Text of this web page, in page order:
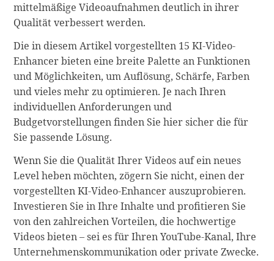
mittelmäßige Videoaufnahmen deutlich in ihrer
Qualität verbessert werden.
Die in diesem Artikel vorgestellten 15 KI-Video-
Enhancer bieten eine breite Palette an Funktionen
und Möglichkeiten, um Auflösung, Schärfe, Farben
und vieles mehr zu optimieren. Je nach Ihren
individuellen Anforderungen und
Budgetvorstellungen finden Sie hier sicher die für
Sie passende Lösung.
Wenn Sie die Qualität Ihrer Videos auf ein neues
Level heben möchten, zögern Sie nicht, einen der
vorgestellten KI-Video-Enhancer auszuprobieren.
Investieren Sie in Ihre Inhalte und profitieren Sie
von den zahlreichen Vorteilen, die hochwertige
Videos bieten – sei es für Ihren YouTube-Kanal, Ihre
Unternehmenskommunikation oder private Zwecke.